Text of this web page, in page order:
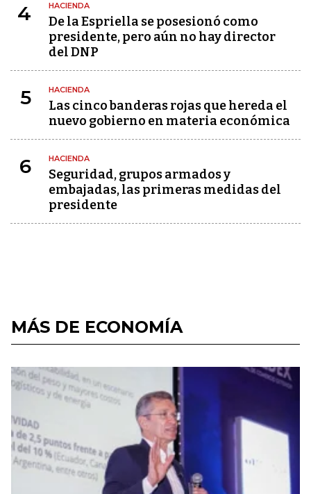
4 HACIENDA
De la Espriella se posesionó como
presidente, pero aún no hay director
del DNP
5 HACIENDA
Las cinco banderas rojas que hereda el
nuevo gobierno en materia económica
6 HACIENDA
Seguridad, grupos armados y
embajadas, las primeras medidas del
presidente
MÁS DE ECONOMÍA